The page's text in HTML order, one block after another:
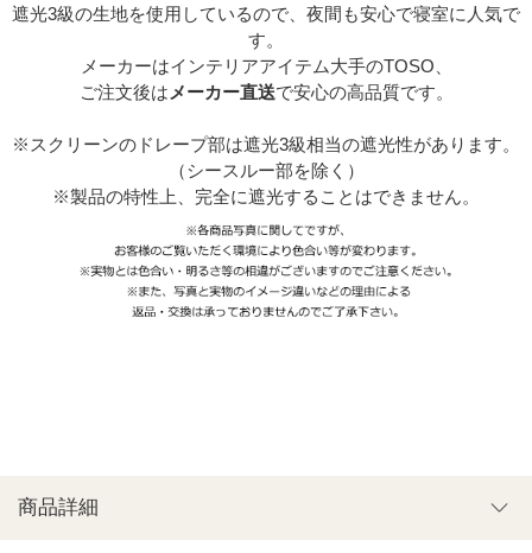
遮光3級の生地を使用しているので、夜間も安心で寝室に人気で
す。
メーカーはインテリアアイテム大手のTOSO、
ご注文後は メーカー直送で安心の高品質です。
※スクリーンのドレープ部は遮光3級相当の遮光性があります。
（シースルー部を除く）
※製品の特性上、完全に遮光することはできません。
商品詳細